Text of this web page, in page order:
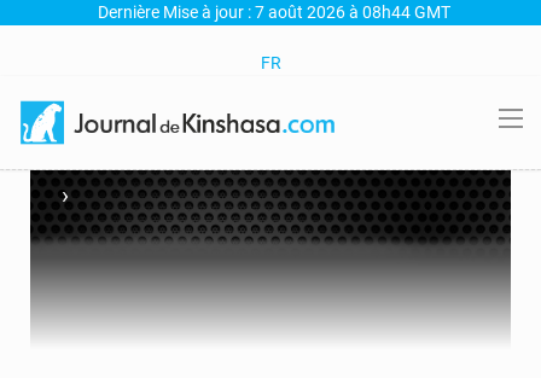
Dernière Mise à jour : 7 août 2026 à 08h44 GMT
FR
›